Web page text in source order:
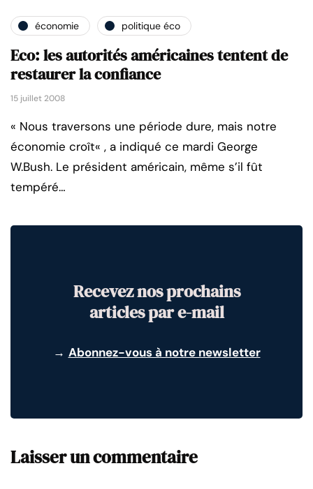
économie politique éco
Eco: les autorités américaines tentent de
restaurer la confiance
15 juillet 2008
« Nous traversons une période dure, mais notre
économie croît« , a indiqué ce mardi George
W.Bush. Le président américain, même s’il fût
tempéré…
Recevez nos prochains
articles par e-mail
→ Abonnez-vous à notre newsletter
Laisser un commentaire